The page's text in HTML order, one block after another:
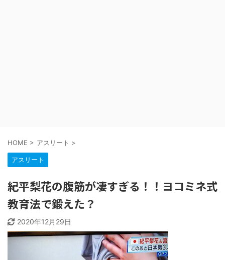
HOME > アスリート >
アスリート
紀平梨花の腹筋が凄すぎる！！ヨコミネ式
教育法で鍛えた？
2020年12月29日